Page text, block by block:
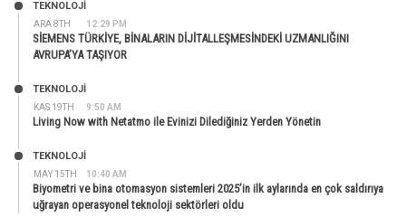
ARA 8TH 12:29 PM
TEKNOLOJİ
SİEMENS TÜRKİYE, BİNALARIN DİJİTALLEŞMESİNDEKİ UZMANLIĞINI
AVRUPA’YA TAŞIYOR
KAS 19TH 9:50 AM
TEKNOLOJİ
Living Now with Netatmo ile Evinizi Dilediğiniz Yerden Yönetin
MAY 15TH 10:40 AM
TEKNOLOJİ
Biyometri ve bina otomasyon sistemleri 2025’in ilk aylarında en çok saldırıya
uğrayan operasyonel teknoloji sektörleri oldu